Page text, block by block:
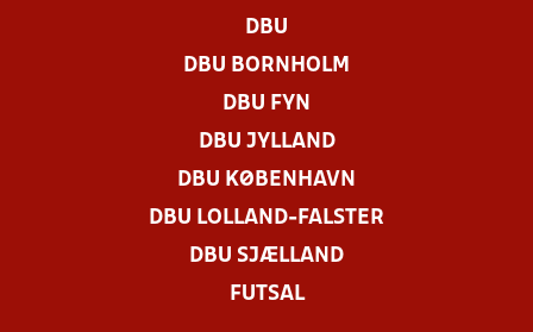
DBU
DBU BORNHOLM
DBU FYN
DBU JYLLAND
DBU KØBENHAVN
DBU LOLLAND-FALSTER
DBU SJÆLLAND
FUTSAL